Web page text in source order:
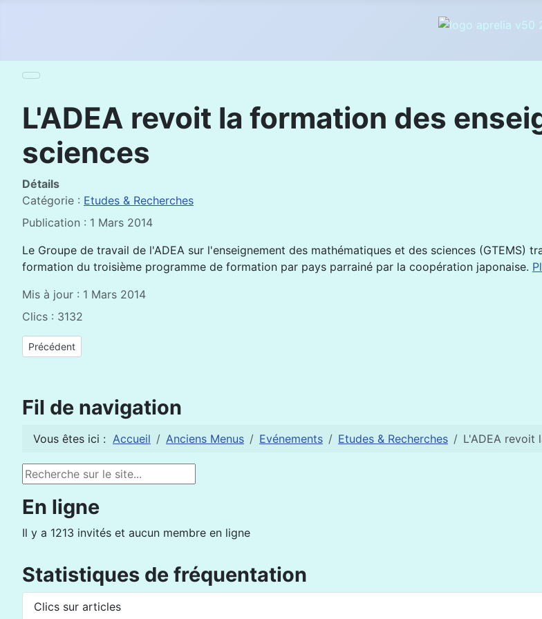
L'ADEA revoit la formation des
sciences
Détails
Catégorie : Etudes & Recherches
Publication : 1 Mars 2014
Le Groupe de travail de l'ADEA sur l'enseignement des mathématiques et des sciences (GTEMS)
formation du troisième programme de formation par pays parrainé par la coopération japonaise.
Mis à jour : 1 Mars 2014
Clics : 3132
Article précédent : Appel à communications pour la Biennale 2015 de l’éducation et de la formation
Précédent
Fil de navigation
Vous êtes ici : Accueil Anciens Menus Evénements Etudes & Recherches L'ADEA revoit
Rechercher
En ligne
Il y a 1213 invités et aucun membre en ligne
Statistiques de fréquentation
Clics sur articles